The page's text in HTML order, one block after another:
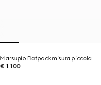
Marsupio Flatpack misura piccola
€ 1.100